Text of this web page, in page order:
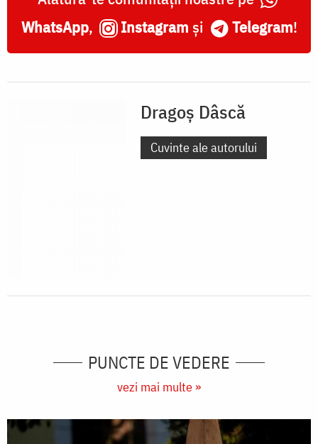
WhatsApp, Instagram și Telegram!
Dragoș Dâscă
Cuvinte ale autorului
PUNCTE DE VEDERE
vezi mai multe »